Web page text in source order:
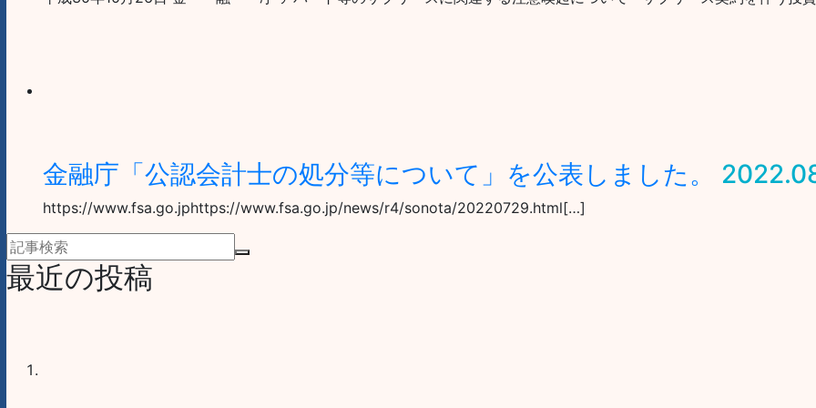
金融庁「公認会計士の処分等について」を公表しました。
https://www.fsa.go.jphttps://www.fsa.go.jp/news/r4/sonota/20220729.html[…]
最近の投稿